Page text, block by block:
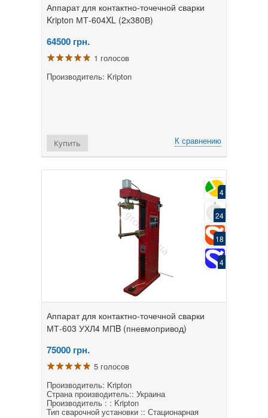
Аппарат для контактно-точечной сварки
Kripton МТ-604XL (2х380В)
64500 грн.
1 голосов
Производитель: Kripton
К сравнению
Купить
4
24
18
4
Аппарат для контактно-точечной сварки
МТ-603 УХЛ4 МПB (пневмопривод)
75000 грн.
5 голосов
Производитель: Kripton
Страна производитель:: Украина
Производитель : : Kripton
Тип сварочной установки :: Стационарная